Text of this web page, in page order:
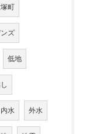
町
ズ
低地
内水 外水